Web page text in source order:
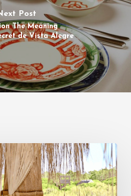
Post
The Meaning
de Vista Alegre